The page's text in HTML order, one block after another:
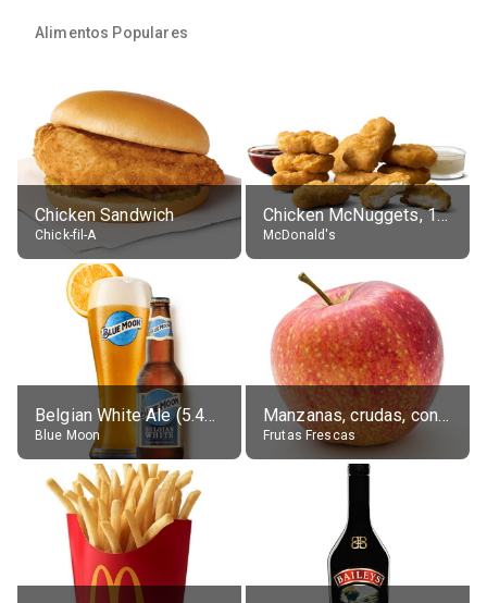
Alimentos Populares
Chicken Sandwich
Chick-fil-A
Chicken McNuggets, 10 pieces, without sauce
McDonald's
Belgian White Ale (5.4% alc.)
Blue Moon
Manzanas, crudas, con piel
Frutas Frescas